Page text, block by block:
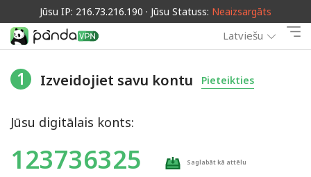
Jūsu IP: 216.73.216.190 · Jūsu Statuss: Neaizsargāts
Latviešu
1 Izveidojiet savu kontu Pieteikties
Jūsu digitālais konts:
123736325 Saglabāt kā attēlu